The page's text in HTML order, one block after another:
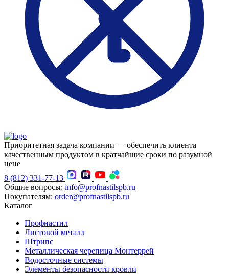
Приоритетная задача компании — обеспечить клиента
качественным продуктом в кратчайшие сроки по разумной
цене
8 (812) 331-77-13
Общие вопросы: info@profnastilspb.ru
Покупателям: order@profnastilspb.ru
Каталог
Профнастил
Листовой металл
Штрипс
Металлическая черепица Монтеррей
Водосточные системы
Элементы безопасности кровли